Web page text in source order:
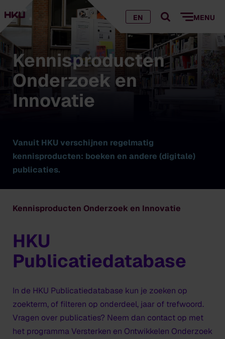
EN MENU
Kennisproducten
Onderzoek en
Innovatie
Vanuit HKU verschijnen regelmatig
kennisproducten: boeken en andere (digitale)
publicaties.
Kennisproducten Onderzoek en Innovatie
HKU
Publicatiedatabase
In de HKU Publicatiedatabase kun je zoeken op
zoekterm, of filteren op onderdeel, jaar of trefwoord.
Vragen over publicaties? Neem dan contact op met
het programma Versterken en Ontwikkelen Onderzoek